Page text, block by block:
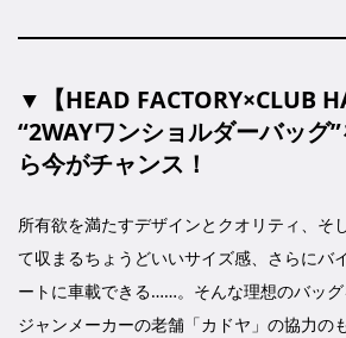
▼【HEAD FACTORY×CLUB
“2WAYワンショルダーバッグ
ら今がチャンス！
所有欲を満たすデザインとクオリティ、そ
て収まるちょうどいいサイズ感、さらにバ
ートに車載できる……。そんな理想のバッ
ジャンメーカーの老舗「カドヤ」の協力の